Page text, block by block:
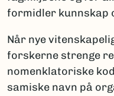
formidler kunnskap
Når nye
forskerne strenge
nomenklatoriske
samiske navn på